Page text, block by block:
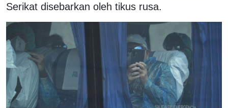
Serikat disebarkan oleh tikus rusa.